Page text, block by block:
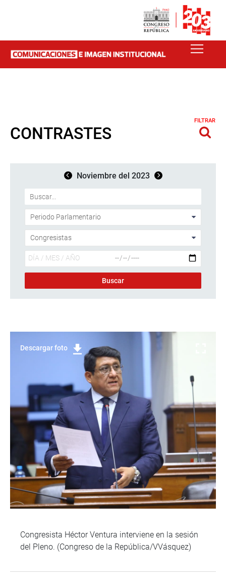
CONTRASTES
FILTRAR
Noviembre del 2023
Descargar foto
Congresista Héctor Ventura interviene en la sesión
del Pleno. (Congreso de la República/VVásquez)